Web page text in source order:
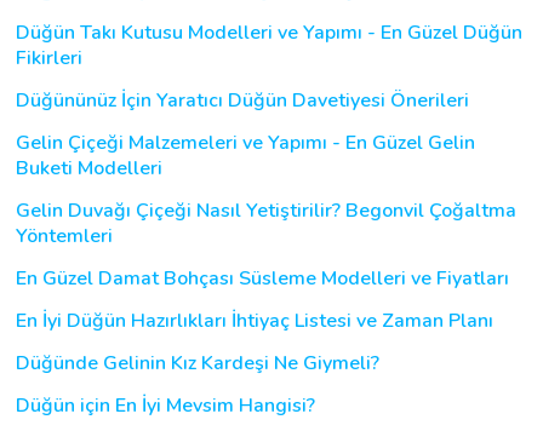
Düğün Takı Kutusu Modelleri ve Yapımı - En Güzel Düğün
Fikirleri
Düğününüz İçin Yaratıcı Düğün Davetiyesi Önerileri
Gelin Çiçeği Malzemeleri ve Yapımı - En Güzel Gelin
Buketi Modelleri
Gelin Duvağı Çiçeği Nasıl Yetiştirilir? Begonvil Çoğaltma
Yöntemleri
En Güzel Damat Bohçası Süsleme Modelleri ve Fiyatları
En İyi Düğün Hazırlıkları İhtiyaç Listesi ve Zaman Planı
Düğünde Gelinin Kız Kardeşi Ne Giymeli?
Düğün için En İyi Mevsim Hangisi?